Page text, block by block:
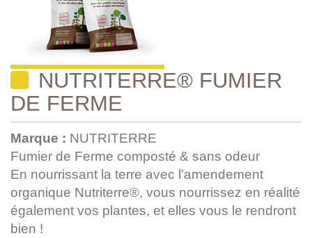
NUTRITERRE® FUMIER
DE FERME
Marque : NUTRITERRE
Fumier de Ferme composté & sans odeur
En nourrissant la terre avec l’amendement
organique Nutriterre®, vous nourrissez en réalité
également vos plantes, et elles vous le rendront
bien !